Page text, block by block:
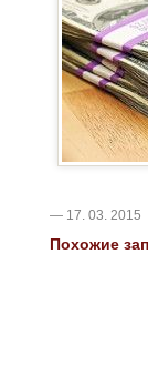
— 17. 03. 2015
Похожие